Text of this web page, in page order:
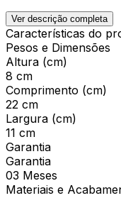
Ver descrição completa
Características do
Pesos e Dimensões
Altura (cm)
8 cm
Comprimento (cm)
22 cm
Largura (cm)
11 cm
Garantia
Garantia
03 Meses
Materiais e